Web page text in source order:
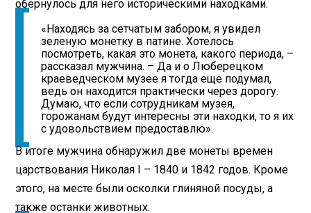
обернулось для него историческими находками.
«Находясь за сетчатым забором, я увидел
зеленую монетку в патине. Хотелось
посмотреть, какая это монета, какого периода, –
рассказал мужчина. – Да и о Люберецком
краеведческом музее я тогда еще подумал,
ведь он находится практически через дорогу.
Думаю, что если сотрудникам музея,
горожанам будут интересны эти находки, то я их
с удовольствием предоставлю».
В итоге мужчина обнаружил две монеты времен
царствования Николая I – 1840 и 1842 годов. Кроме
этого, на месте были осколки глиняной посуды, а
также останки животных.